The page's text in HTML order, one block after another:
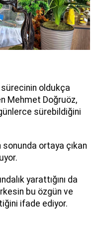
sürecinin oldukça
Mehmet Doğruöz,
sürebildiğini
ortaya çıkan
yarattığını da
bu özgün ve
ifade ediyor.